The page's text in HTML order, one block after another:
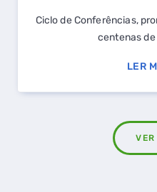
Ciclo de Conferências,
centenas
LER